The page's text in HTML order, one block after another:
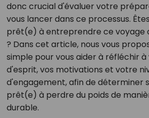
donc crucial d'évaluer votre
vous lancer dans ce processus.
prêt(e) à entreprendre ce voyage
? Dans cet article, nous vous
simple pour vous aider à réfléchir
d'esprit, vos motivations et votre
d'engagement, afin de déterminer
prêt(e) à perdre du poids de
durable.